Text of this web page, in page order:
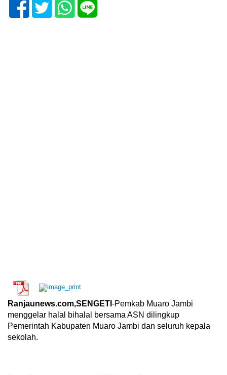
Ranjaunews.com,SENGETI -Pemkab Muaro Jambi
menggelar halal bihalal bersama ASN dilingkup
Pemerintah Kabupaten Muaro Jambi dan seluruh kepala
sekolah.